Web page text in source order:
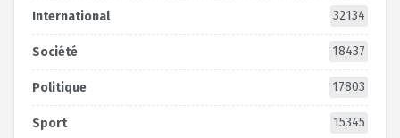
International 32134
Société 18437
Politique 17803
Sport 15345